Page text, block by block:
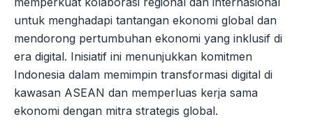
untuk menghadapi tantangan ekonomi global dan
mendorong pertumbuhan ekonomi yang inklusif di
era digital. Inisiatif ini menunjukkan komitmen
Indonesia dalam memimpin transformasi digital di
kawasan ASEAN dan memperluas kerja sama
ekonomi dengan mitra strategis global.